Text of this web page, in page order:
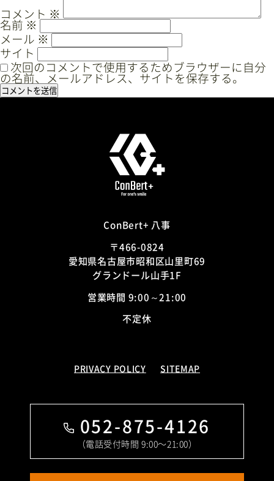
ョ
ン
コメント ※
名前※
メール ※
サイト
次回のコメントで使用するためブラウザーに自分
の名前、メールアドレス、サイトを保存する。
ConBert+ 八事
〒466-0824
愛知県名古屋市昭和区山里町69
グランドール山手1F
営業時間 9:00～21:00
不定休
PRIVACY POLICY SITEMAP
052-875-4126
（電話受付時間 9:00〜21:00）